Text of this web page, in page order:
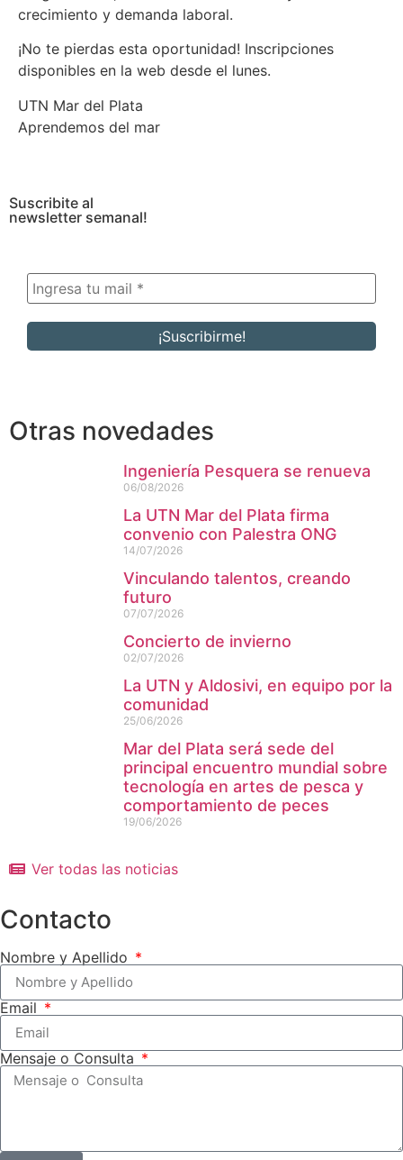
crecimiento y demanda laboral.
¡No te pierdas esta oportunidad! Inscripciones
disponibles en la web desde el lunes.
UTN Mar del Plata
Aprendemos del mar
Suscribite al
newsletter semanal!
Otras novedades
Ingeniería Pesquera se renueva
06/08/2026
La UTN Mar del Plata firma
convenio con Palestra ONG
14/07/2026
Vinculando talentos, creando
futuro
07/07/2026
Concierto de invierno
02/07/2026
La UTN y Aldosivi, en equipo por la
comunidad
25/06/2026
Mar del Plata será sede del
principal encuentro mundial sobre
tecnología en artes de pesca y
comportamiento de peces
19/06/2026
Ver todas las noticias
Contacto
Nombre y Apellido
Email
Mensaje o Consulta